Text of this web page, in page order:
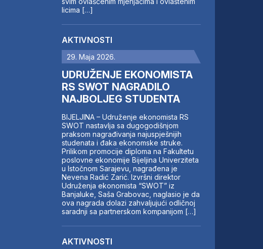
licima […]
AKTIVNOSTI
29. Maja 2026.
UDRUŽENJE EKONOMISTA
RS SWOT NAGRADILO
NAJBOLJEG STUDENTA
BIJELJINA – Udruženje ekonomista RS
SWOT nastavlja sa dugogodišnjom
praksom nagrađivanja najuspješnijih
studenata i đaka ekonomske struke.
Prilikom promocije diploma na Fakultetu
poslovne ekonomije Bijeljina Univerziteta
u Istočnom Sarajevu, nagrađena je
Nevena Radić Zarić. Izvršni direktor
Udruženja ekonomista “SWOT” iz
Banjaluke, Saša Grabovac, naglasio je da
ova nagrada dolazi zahvaljujući odličnoj
saradnji sa partnerskom kompanijom […]
AKTIVNOSTI